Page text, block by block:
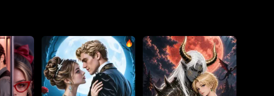
EP 34 EP 35 EP 36